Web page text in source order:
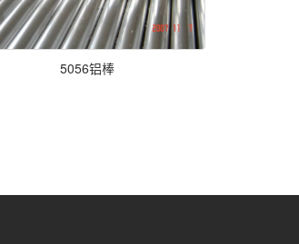
5056铝棒